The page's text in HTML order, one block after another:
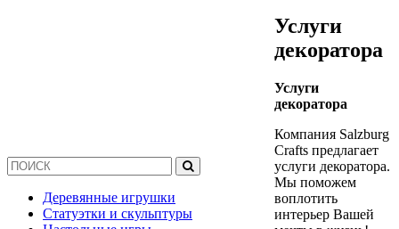
Деревянные игрушки
Статуэтки и скульптуры
Услуги
декоратора
Услуги
декоратора
Компания Salzburg
Crafts предлагает
услуги декоратора.
Мы поможем
воплотить
интерьер Вашей